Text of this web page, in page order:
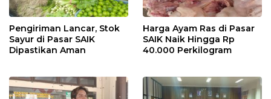
Pengiriman Lancar, Stok
Sayur di Pasar SAIK
Dipastikan Aman
Harga Ayam Ras di Pasar
SAIK Naik Hingga Rp
40.000 Perkilogram